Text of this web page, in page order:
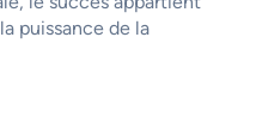
puissance de la